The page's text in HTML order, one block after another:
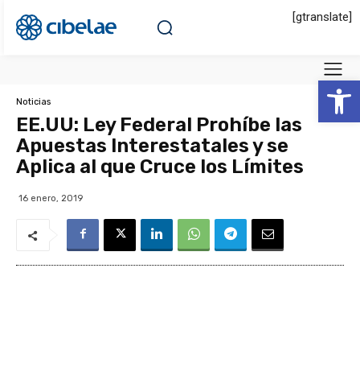
Abrir
[gtranslate]
Noticias
EE.UU: Ley Federal Prohíbe las
Apuestas Interestatales y se
Aplica al que Cruce los Límites
16 enero, 2019